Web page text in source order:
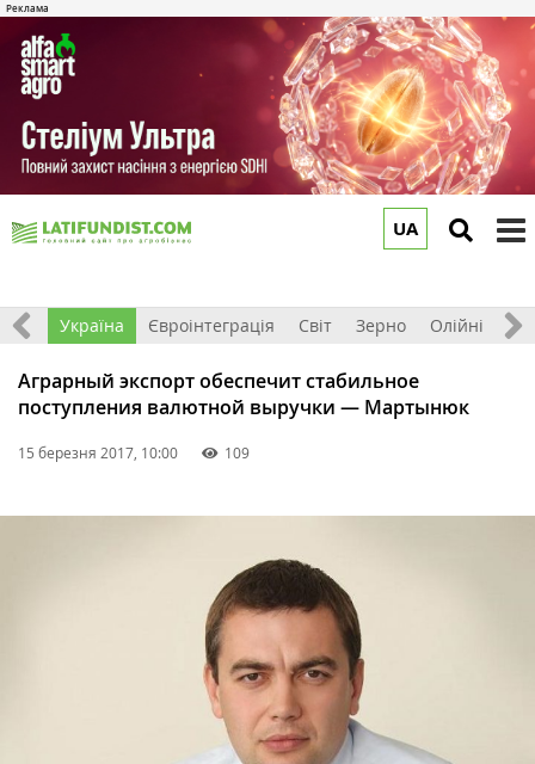
UA
Все Україна Євроінтеграція Світ Зерно Олійні
Аграрный экспорт обеспечит стабильное
поступления валютной выручки — Мартынюк
15 березня 2017, 10:00 109